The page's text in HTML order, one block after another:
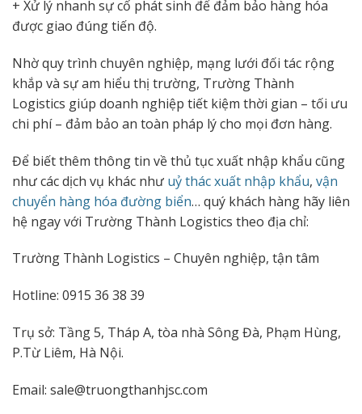
+ Xử lý nhanh sự cố phát sinh để đảm bảo hàng hóa
được giao đúng tiến độ.
Nhờ quy trình chuyên nghiệp, mạng lưới đối tác rộng
khắp và sự am hiểu thị trường, Trường Thành
Logistics giúp doanh nghiệp tiết kiệm thời gian – tối ưu
chi phí – đảm bảo an toàn pháp lý cho mọi đơn hàng.
Để biết thêm thông tin về thủ tục xuất nhập khẩu cũng
như các dịch vụ khác như uỷ thác xuất nhập khẩu, vận
chuyển hàng hóa đường biển… quý khách hàng hãy liên
hệ ngay với Trường Thành Logistics theo địa chỉ:
Trường Thành Logistics – Chuyên nghiệp, tận tâm
Hotline: 0915 36 38 39
Trụ sở: Tầng 5, Tháp A, tòa nhà Sông Đà, Phạm Hùng,
P.Từ Liêm, Hà Nội.
Email: sale@truongthanhjsc.com